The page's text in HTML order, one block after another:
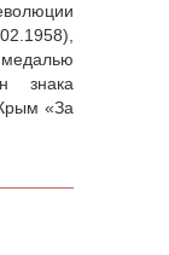
знака
«За